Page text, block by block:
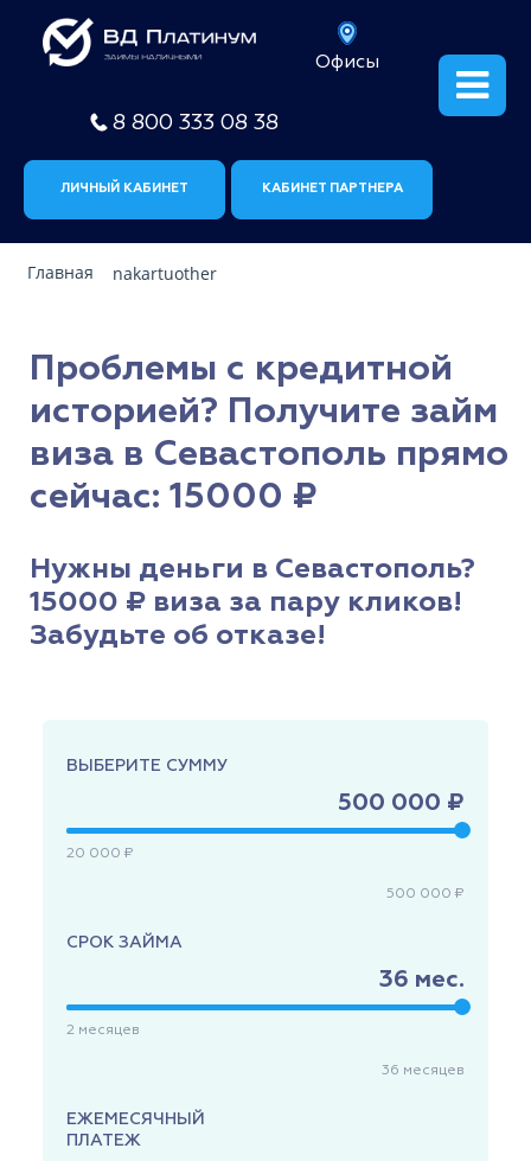
Офисы
8 800 333 08 38
ЛИЧНЫЙ КАБИНЕТ КАБИНЕТ ПАРТНЕРА
Главная nakartuother
Проблемы с кредитной
историей? Получите займ
виза в Севастополь прямо
сейчас: 15000 ₽
Нужны деньги в Севастополь?
15000 ₽ виза за пару кликов!
Забудьте об отказе!
ВЫБЕРИТЕ СУММУ
500 000 ₽
20 000 ₽
500 000 ₽
СРОК ЗАЙМА
36 мес.
2 месяцев
36 месяцев
ЕЖЕМЕСЯЧНЫЙ
ПЛАТЕЖ